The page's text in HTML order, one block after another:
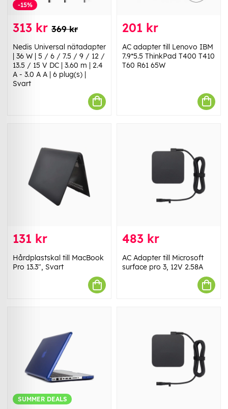
-15%
313 kr 369 kr
Nedis Universal nätadapter
| 36 W | 5 / 6 / 7.5 / 9 / 12 /
13.5 / 15 V DC | 3.60 m | 2.4
A - 3.0 A A | 6 plug(s) |
Svart
201 kr
AC adapter till Lenovo IBM
7.9*5.5 ThinkPad T400 T410
T60 R61 65W
131 kr
Hårdplastskal till MacBook
Pro 13.3", Svart
483 kr
AC Adapter till Microsoft
surface pro 3, 12V 2.58A
SUMMER DEALS